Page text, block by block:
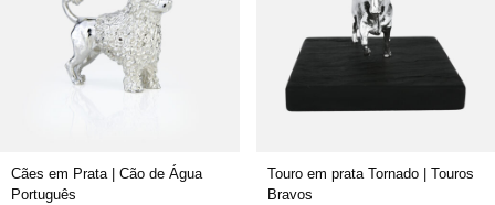
Cães em Prata | Cão de Água
Português
Touro em prata Tornado | Touros
Bravos